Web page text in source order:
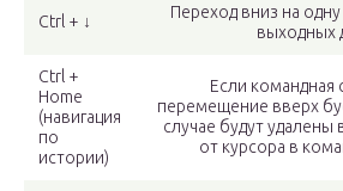
Ctrl + ↓
Переход вниз на
выходных
Ctrl +
Home
(навигация
по
истории)
Если командная
перемещение вверх
случае будут
от курсора в